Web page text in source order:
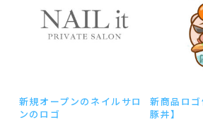
新規オープンのネイルサロ
ンのロゴ
新商品ロ
豚丼】